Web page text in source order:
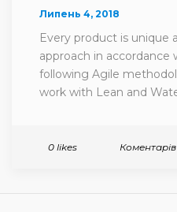
Липень 4, 2018
Every product is unique
approach in accordance
following Agile
work with Lean and
0 likes